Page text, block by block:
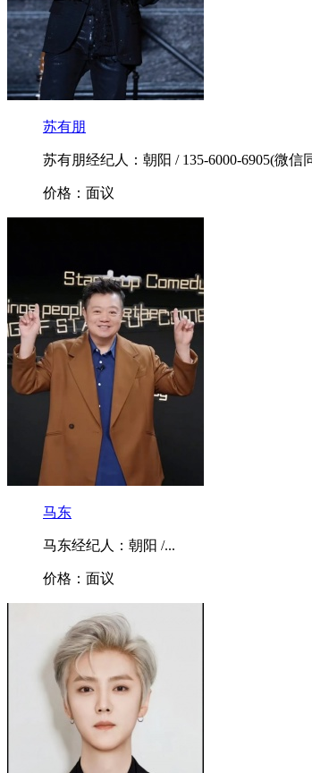
苏有朋
苏有朋经纪人：朝阳 / 135-6000-6905(微信
价格：面议
马东
马东经纪人：朝阳 /...
价格：面议